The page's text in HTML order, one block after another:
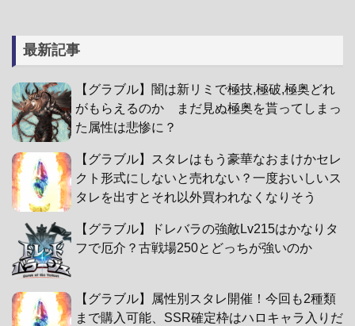
最新記事
【グラブル】闇は新リミで極技,極破,極奥どれ
がもらえるのか まだ見ぬ極奥を貰ってしまっ
た属性は悲惨に？
【グラブル】スタレはもう豪華なおまけかセレ
クト形式にしないと売れない？一度おいしいス
タレを出すとそれ以外買われなくなりそう
【グラブル】ドレバラの強敵Lv215はかなりタ
フで厄介？古戦場250とどっちが強いのか
【グラブル】属性別スタレ開催！今回も2種類
まで購入可能、SSR確定枠はハロキャラ入りだ